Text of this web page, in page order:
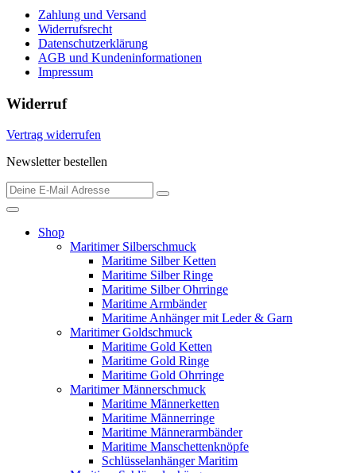
Zahlung und Versand
Widerrufsrecht
Datenschutzerklärung
AGB und Kundeninformationen
Impressum
Widerruf
Vertrag widerrufen
Newsletter bestellen
Shop
Maritimer Silberschmuck
Maritime Silber Ketten
Maritime Silber Ringe
Maritime Silber Ohrringe
Maritime Armbänder
Maritime Anhänger mit Leder & Garn
Maritimer Goldschmuck
Maritime Gold Ketten
Maritime Gold Ringe
Maritime Gold Ohrringe
Maritimer Männerschmuck
Maritime Männerketten
Maritime Männerringe
Maritime Männerarmbänder
Maritime Manschettenknöpfe
Schlüsselanhänger Maritim